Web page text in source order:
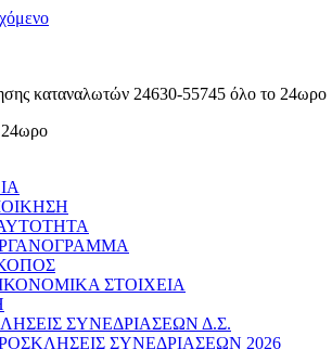
καταναλωτών 24630-55745 όλο το 24ωρο
24ωρο
ΣΤΟΙΧΕΙΑ
ΣΥΝΕΔΡΙΑΣΕΩΝ Δ.Σ.
ΣΥΝΕΔΡΙΑΣΕΩΝ 2026